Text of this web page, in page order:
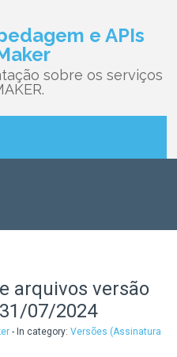
e APIs
sobre os serviços
arquivos versão
07/2024
- In category:Versões (Assinatura